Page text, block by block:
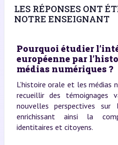
LES RÉPONSES ONT
NOTRE ENSEIGNANT
Pourquoi étudier
européenne par
médias numériques ?
L’histoire orale et les médias
recueillir des témoignages
nouvelles perspectives sur
enrichissant ainsi la
identitaires et citoyens.